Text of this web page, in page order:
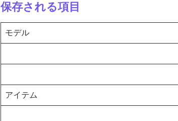
保存される項目
モデル
アイテム